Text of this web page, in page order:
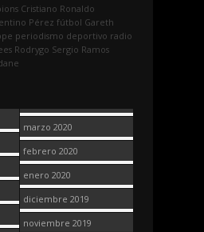
Cristiano Ronaldo
Pérez fútbol Gareth
periodismo deportivo radio
Rodrygo Sergio Ramos
marzo 2020
febrero 2020
enero 2020
diciembre 2019
noviembre 2019